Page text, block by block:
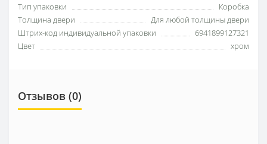
Тип упаковки
Коробка
Толщина двери
Для любой толщины двери
Штрих-код индивидуальной упаковки
6941899127321
Цвет
хром
Отзывов (0)